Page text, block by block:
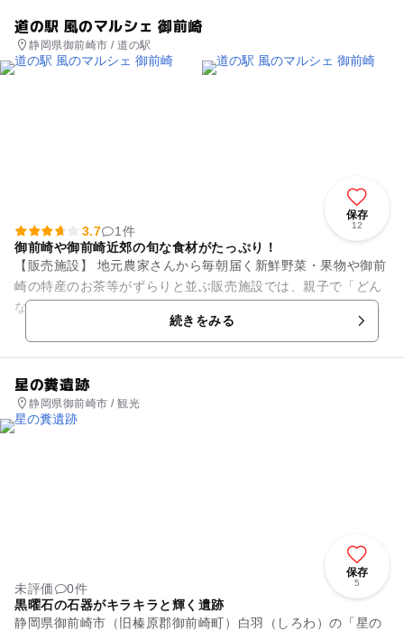
道の駅 風のマルシェ 御前崎
静岡県御前崎市 / 道の駅
保存
12
3.7
1件
御前崎や御前崎近郊の旬な食材がたっぷり！
【販売施設】 地元農家さんから毎朝届く新鮮野菜・果物や御前
崎の特産のお茶等がずらりと並ぶ販売施設では、親子で「どん
な野菜かな？」と会話しながら見て回れる楽しい場所。季節の
味覚を通して食育にもつ...続きをみる
星の糞遺跡
静岡県御前崎市 / 観光
保存
5
未評価
0件
黒曜石の石器がキラキラと輝く遺跡
静岡県御前崎市（旧榛原郡御前崎町）白羽（しろわ）の「星の